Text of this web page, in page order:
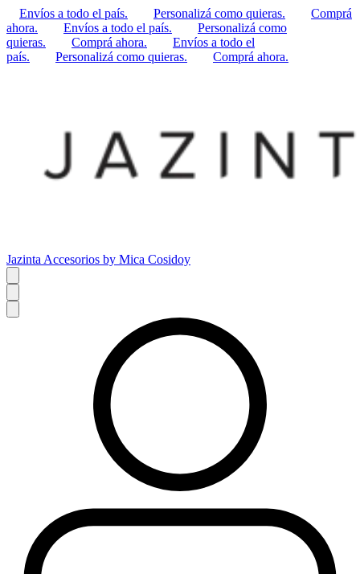
Envíos a todo el país. Personalizá como quieras.
Comprá
ahora.
Envíos a todo el país.
Personalizá como
quieras.
Comprá ahora.
Envíos a todo el
país.
Personalizá como quieras. Comprá ahora.
Jazinta Accesorios by Mica Cosidoy